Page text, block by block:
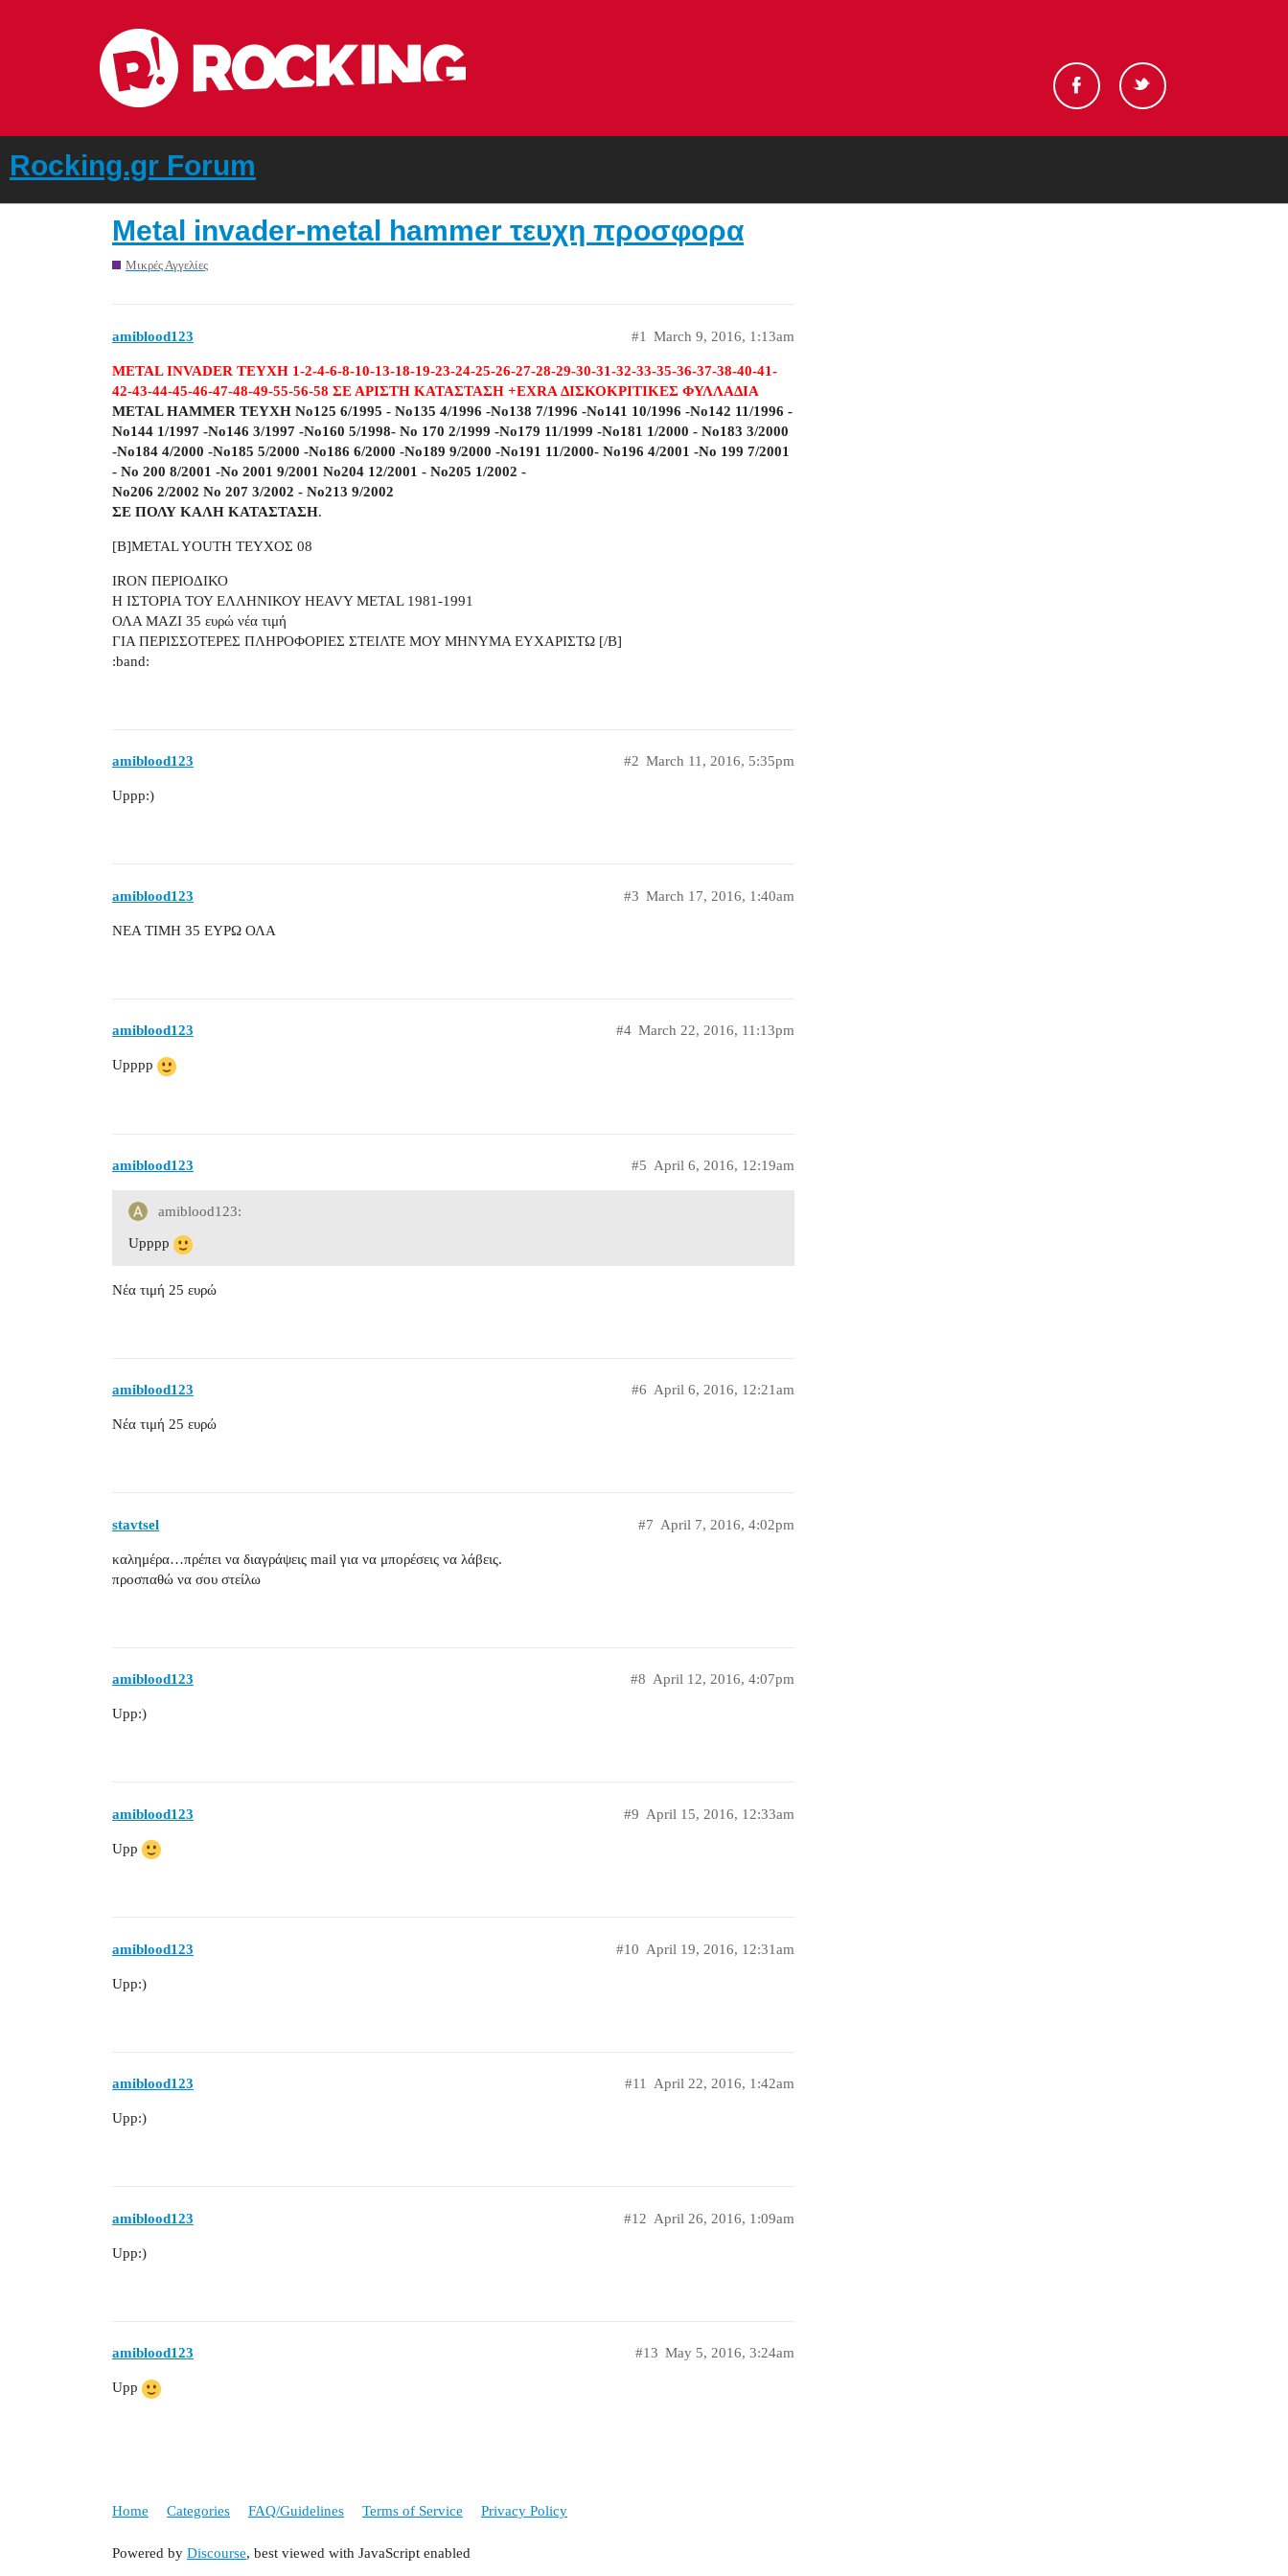
Rocking.gr Forum
Metal invader-metal hammer τευχη προσφορα
Μικρές Αγγελίες
amiblood123 March 9, 2016, 1:13am
#1
METAL INVADER TEYXH 1-2-4-6-8-10-13-18-19-23-24-25-26-27-28-29-30-31-32-33-35-36-37-38-40-41-
42-43-44-45-46-47-48-49-55-56-58 ΣΕ ΑΡΙΣΤΗ ΚΑΤΑΣΤΑΣΗ +EXRA ΔΙΣΚΟΚΡΙΤΙΚΕΣ ΦΥΛΛΑΔΙΑ
METAL HAMMER ΤΕΥΧΗ No125 6/1995 - No135 4/1996 -No138 7/1996 -No141 10/1996 -No142 11/1996 -
No144 1/1997 -No146 3/1997 -No160 5/1998- No 170 2/1999 -No179 11/1999 -No181 1/2000 - No183 3/2000
-No184 4/2000 -No185 5/2000 -No186 6/2000 -No189 9/2000 -No191 11/2000- No196 4/2001 -No 199 7/2001
- No 200 8/2001 -No 2001 9/2001 No204 12/2001 - No205 1/2002 -
No206 2/2002 No 207 3/2002 - No213 9/2002
ΣΕ ΠΟΛΥ ΚΑΛΗ ΚΑΤΑΣΤΑΣΗ.
[B]METAL YOUTH ΤΕΥΧΟΣ 08
IRON ΠΕΡΙΟΔΙΚΟ
Η ΙΣΤΟΡΙΑ ΤΟΥ ΕΛΛΗΝΙΚΟΥ HEAVY METAL 1981-1991
ΟΛΑ ΜΑΖΙ 35 ευρώ νέα τιμή
ΓΙΑ ΠΕΡΙΣΣΟΤΕΡΕΣ ΠΛΗΡΟΦΟΡΙΕΣ ΣΤΕΙΛΤΕ ΜΟΥ ΜΗΝΥΜΑ ΕΥΧΑΡΙΣΤΩ [/B]
:band:
amiblood123 March 11, 2016, 5:35pm
#2
Uppp:)
amiblood123 March 17, 2016, 1:40am
#3
ΝΕΑ ΤΙΜΗ 35 ΕΥΡΩ ΟΛΑ
amiblood123 March 22, 2016, 11:13pm
#4
Upppp
amiblood123 April 6, 2016, 12:19am
#5
amiblood123:
Upppp
Νέα τιμή 25 ευρώ
amiblood123 April 6, 2016, 12:21am
#6
Νέα τιμή 25 ευρώ
stavtsel April 7, 2016, 4:02pm
#7
καλημέρα…πρέπει να διαγράψεις mail για να μπορέσεις να λάβεις.
προσπαθώ να σου στείλω
amiblood123 April 12, 2016, 4:07pm
#8
Upp:)
amiblood123 April 15, 2016, 12:33am
#9
Upp
amiblood123 April 19, 2016, 12:31am
#10
Upp:)
amiblood123 April 22, 2016, 1:42am
#11
Upp:)
amiblood123 April 26, 2016, 1:09am
#12
Upp:)
amiblood123 May 5, 2016, 3:24am
#13
Upp
Home Categories FAQ/Guidelines Terms of Service Privacy Policy
Powered by Discourse, best viewed with JavaScript enabled